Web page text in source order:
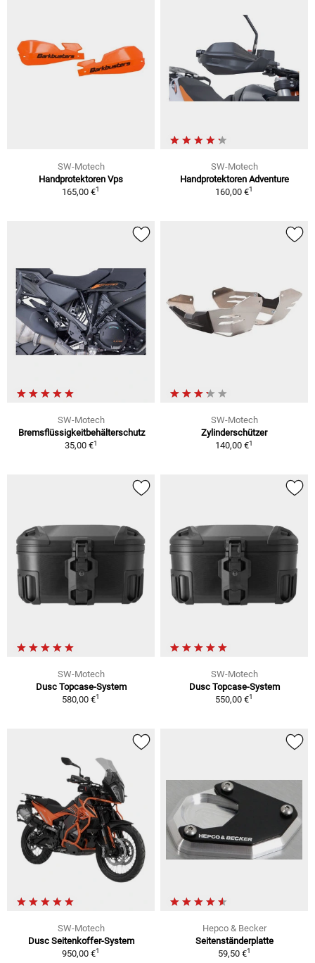
SW-Motech
Handprotektoren Vps
165,00 €1
SW-Motech
Handprotektoren Adventure
160,00 €1
SW-Motech
Bremsflüssigkeitbehälterschutz
35,00 €1
SW-Motech
Zylinderschützer
140,00 €1
SW-Motech
Dusc Topcase-System
580,00 €1
SW-Motech
Dusc Topcase-System
550,00 €1
SW-Motech
Dusc Seitenkoffer-System
950,00 €1
Hepco & Becker
Seitenständerplatte
59,50 €1